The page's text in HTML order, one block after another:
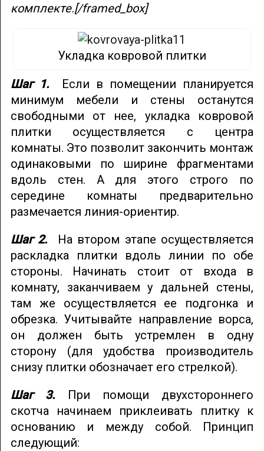
комплекте.[/framed_box]
Укладка ковровой плитки
Шаг 1.
Если в помещении планируется
минимум мебели и стены останутся
свободными от нее, укладка ковровой
плитки осуществляется с центра
комнаты. Это позволит закончить монтаж
одинаковыми по ширине фрагментами
вдоль стен. А для этого строго по
середине комнаты предварительно
размечается линия-ориентир.
Шаг 2.
На втором этапе осуществляется
раскладка плитки вдоль линии по обе
стороны. Начинать стоит от входа в
комнату, заканчиваем у дальней стены,
там же осуществляется ее подгонка и
обрезка. Учитывайте направление ворса,
он должен быть устремлен в одну
сторону (для удобства производитель
снизу плитки обозначает его стрелкой).
Шаг 3.
При помощи двухстороннего
скотча начинаем приклеивать плитку к
основанию и между собой. Принцип
следующий: